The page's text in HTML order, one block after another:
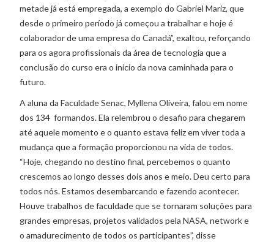
metade já está empregada, a exemplo do Gabriel Mariz, que
desde o primeiro período já começou a trabalhar e hoje é
colaborador de uma empresa do Canadá”, exaltou, reforçando
para os agora profissionais da área de tecnologia que a
conclusão do curso era o início da nova caminhada para o
futuro.
A aluna da Faculdade Senac, Myllena Oliveira, falou em nome
dos 134 formandos. Ela relembrou o desafio para chegarem
até aquele momento e o quanto estava feliz em viver toda a
mudança que a formação proporcionou na vida de todos.
“Hoje, chegando no destino final, percebemos o quanto
crescemos ao longo desses dois anos e meio. Deu certo para
todos nós. Estamos desembarcando e fazendo acontecer.
Houve trabalhos de faculdade que se tornaram soluções para
grandes empresas, projetos validados pela NASA, network e
o amadurecimento de todos os participantes”, disse